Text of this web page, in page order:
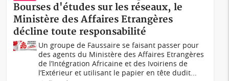
Bourses d'études sur les réseaux, le
Ministère des Affaires Etrangères
décline toute responsabilité
Un groupe de Faussaire se faisant passer pour
des agents du Ministère des Affaires Etrangères
de l’Intégration Africaine et des Ivoiriens de
l’Extérieur et utilisant le papier en tête dudit...